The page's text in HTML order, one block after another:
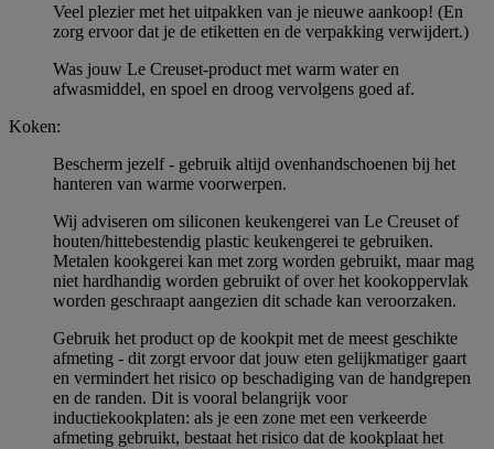
Veel plezier met het uitpakken van je nieuwe aankoop! (En
zorg ervoor dat je de etiketten en de verpakking verwijdert.)
Was jouw Le Creuset-product met warm water en
afwasmiddel, en spoel en droog vervolgens goed af.
Koken:
Bescherm jezelf - gebruik altijd ovenhandschoenen bij het
hanteren van warme voorwerpen.
Wij adviseren om siliconen keukengerei van Le Creuset of
houten/hittebestendig plastic keukengerei te gebruiken.
Metalen kookgerei kan met zorg worden gebruikt, maar mag
niet hardhandig worden gebruikt of over het kookoppervlak
worden geschraapt aangezien dit schade kan veroorzaken.
Gebruik het product op de kookpit met de meest geschikte
afmeting - dit zorgt ervoor dat jouw eten gelijkmatiger gaart
en vermindert het risico op beschadiging van de handgrepen
en de randen. Dit is vooral belangrijk voor
inductiekookplaten: als je een zone met een verkeerde
afmeting gebruikt, bestaat het risico dat de kookplaat het